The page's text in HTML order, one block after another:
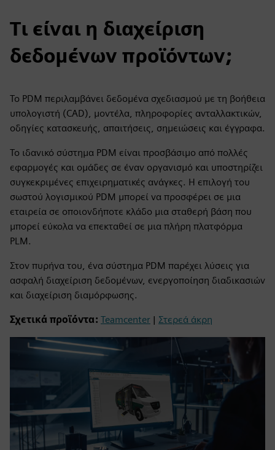
Τι είναι η διαχείριση
δεδομένων προϊόντων;
Το PDM περιλαμβάνει δεδομένα σχεδιασμού με τη βοήθεια
υπολογιστή (CAD), μοντέλα, πληροφορίες ανταλλακτικών,
οδηγίες κατασκευής, απαιτήσεις, σημειώσεις και έγγραφα.
Το ιδανικό σύστημα PDM είναι προσβάσιμο από πολλές
εφαρμογές και ομάδες σε έναν οργανισμό και υποστηρίζει
συγκεκριμένες επιχειρηματικές ανάγκες. Η επιλογή του
σωστού λογισμικού PDM μπορεί να προσφέρει σε μια
εταιρεία σε οποιονδήποτε κλάδο μια σταθερή βάση που
μπορεί εύκολα να επεκταθεί σε μια πλήρη πλατφόρμα
PLM.
Στον πυρήνα του, ένα σύστημα PDM παρέχει λύσεις για
ασφαλή διαχείριση δεδομένων, ενεργοποίηση διαδικασιών
και διαχείριση διαμόρφωσης.
Σχετικά προϊόντα: Teamcenter | Στερεά άκρη